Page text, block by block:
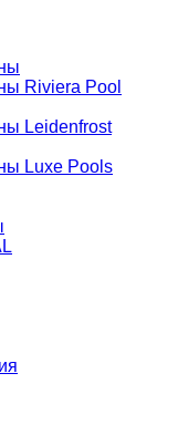
Riviera Pool
Leidenfrost
Luxe Pools